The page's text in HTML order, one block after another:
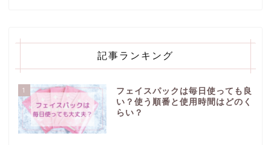
記事ランキング
1
フェイスパックは毎日使っても良
い？使う順番と使用時間はどのく
らい？